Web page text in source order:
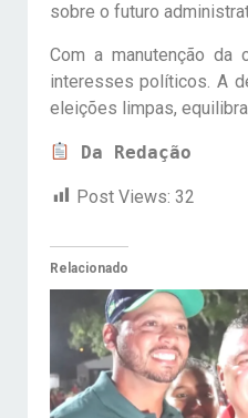
sobre o futuro
Com a manutenção da
interesses políticos. A
eleições limpas,
Da Redação
Post Views: 32
Relacionado